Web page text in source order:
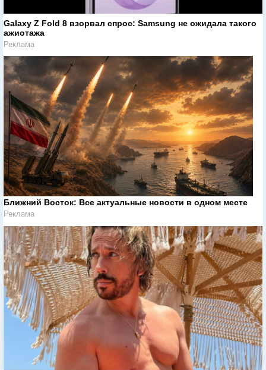
Galaxy Z Fold 8 взорвал спрос: Samsung не ожидала такого
ажиотажа
Реклама
Ближний Восток: Все актуальные новости в одном месте
Реклама